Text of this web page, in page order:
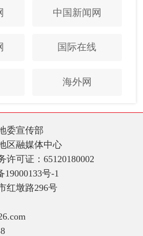
中国新闻网
国际在线
海外网
委宣传部
区融媒体中心
许可证：65120180002
19000133号-1
红墩路296号